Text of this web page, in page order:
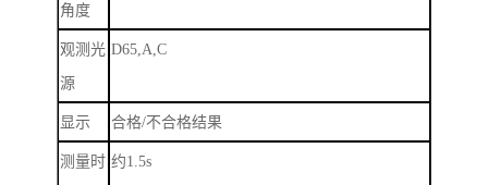
角度
观测光
源
D65,A,C
显示 合格/不合格结果
测量时 约1.5s